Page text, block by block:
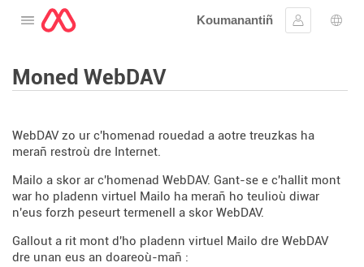
Digeriñ al lañser
Koumanantiñ
Kevreañ
Moned WebDAV
WebDAV zo ur c'homenad rouedad a aotre treuzkas ha
merañ restroù dre Internet.
Mailo a skor ar c'homenad WebDAV. Gant-se e c'hallit mont
war ho pladenn virtuel Mailo ha merañ ho teulioù diwar
n'eus forzh peseurt termenell a skor WebDAV.
Gallout a rit mont d'ho pladenn virtuel Mailo dre WebDAV
dre unan eus an doareoù-mañ :